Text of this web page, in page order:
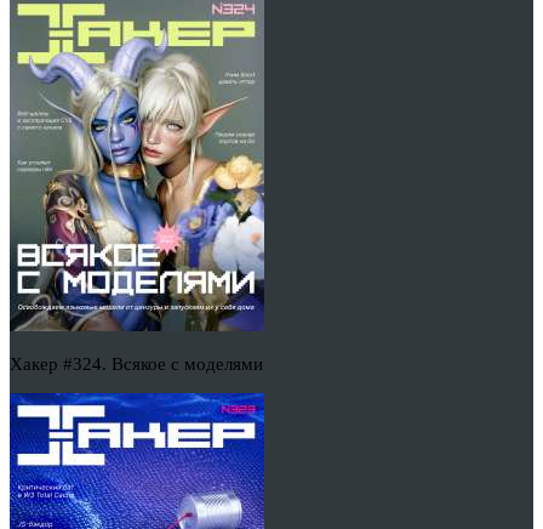
Хакер #324. Всякое с моделями